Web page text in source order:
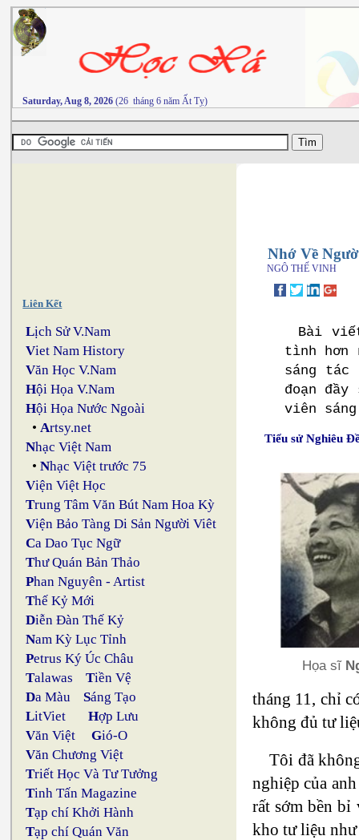
Saturday, Aug 8, 2026 (26 tháng 6 năm Ất Tỵ)
Liên Kết
Lịch Sử V.Nam
Viet Nam History
Văn Học V.Nam
Hội Họa V.Nam
Hội Họa Nước Ngoài
•Artsy.net
Nhạc Việt Nam
•Nhạc Việt trước 75
Viện Việt Học
Trung Tâm Văn Bút Nam Hoa Kỳ
Viện Bảo Tàng Di Sản Người Viêt
Ca Dao Tục Ngữ
Thư Quán Bản Thảo
Phan Nguyên - Artist
Thế Kỷ Mới
Diễn Đàn Thế Kỷ
Nam Kỳ Lục Tỉnh
Petrus Ký Úc Châu
Talawas Tiền Vệ
Da Màu Sáng Tạo
LitViet Hợp Lưu
Văn Việt Gió-O
Văn Chương Việt
Triết Học Và Tư Tưởng
Tinh Tấn Magazine
Tạp chí Khởi Hành
Tạp chí Quán Văn
Nhớ Về
NGÔ THẾ VINH
Bài
tình hơn
sáng
đoạn
viên
Tiểu sử Nghiêu
Họa sĩ
tháng 11, chỉ
không đủ tư
Tôi đã
nghiệp của
rất sớm bền
kho tư liệu như